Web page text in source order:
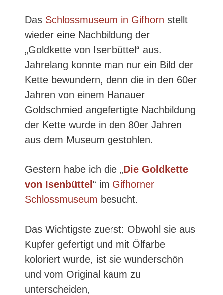
Das Schlossmuseum in Gifhorn stellt
wieder eine Nachbildung der
„Goldkette von Isenbüttel“ aus.
Jahrelang konnte man nur ein Bild der
Kette bewundern, denn die in den 60er
Jahren von einem Hanauer
Goldschmied angefertigte Nachbildung
der Kette wurde in den 80er Jahren
aus dem Museum gestohlen.
Gestern habe ich die „Die Goldkette
von Isenbüttel “ im Gifhorner
Schlossmuseum besucht.
Das Wichtigste zuerst: Obwohl sie aus
Kupfer gefertigt und mit Ölfarbe
koloriert wurde, ist sie wunderschön
und vom Original kaum zu
unterscheiden,